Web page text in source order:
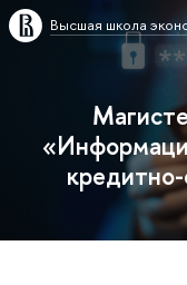
ысшая школа